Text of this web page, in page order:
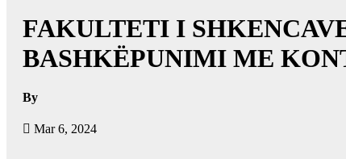
FAKULTETI I
BASHKËPUNIMI ME
By
Mar 6, 2024